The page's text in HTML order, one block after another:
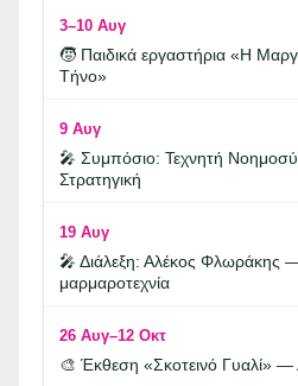
3–10 Αυγ
🧒 Παιδικά εργαστήρια «Η
Τήνο»
9 Αυγ
🎤 Συμπόσιο: Τεχνητή
Στρατηγική
19 Αυγ
🎤 Διάλεξη: Αλέκος Φλωράκης
μαρμαροτεχνία
26 Αυγ–12 Οκτ
🎨 Έκθεση «Σκοτεινό Γυαλί»